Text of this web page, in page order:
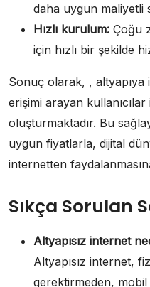
daha uygun maliyetli
Hızlı kurulum: Çoğu
için hızlı bir şekilde
Sonuç olarak, ,
erişimi arayan
oluşturmaktadır. Bu
uygun fiyatlarla, dijital
internetten
Sıkça Sorulan
Altyapısız internet
Altyapısız internet,
gerektirmeden,